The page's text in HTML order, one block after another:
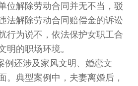
位解除劳动合同并无不当，驳
法解除劳动合同赔偿金的诉讼
行为说不，依法保护女职工合
明的职场环境。
例还涉及家风文明、婚恋文
。典型案例中，夫妻离婚后，